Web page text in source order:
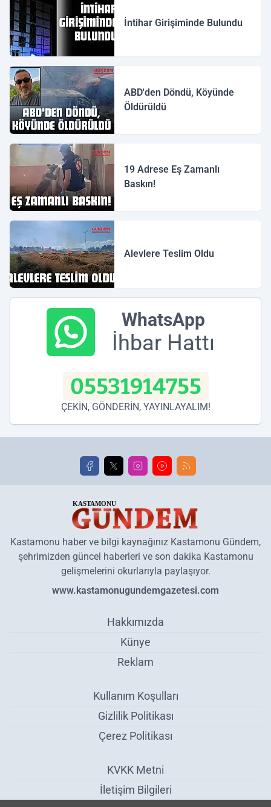
İntihar Girişiminde Bulundu
ABD'den Döndü, Köyünde
Öldürüldü
19 Adrese Eş Zamanlı
Baskın!
Alevlere Teslim Oldu
WhatsApp
İhbar Hattı
05531914755
ÇEKİN, GÖNDERİN, YAYINLAYALIM!
Kastamonu haber ve bilgi kaynağınız Kastamonu Gündem,
şehrimizden güncel haberleri ve son dakika Kastamonu
gelişmelerini okurlarıyla paylaşıyor.
www.kastamonugundemgazetesi.com
Hakkımızda
Künye
Reklam
Kullanım Koşulları
Gizlilik Politikası
Çerez Politikası
KVKK Metni
İletişim Bilgileri